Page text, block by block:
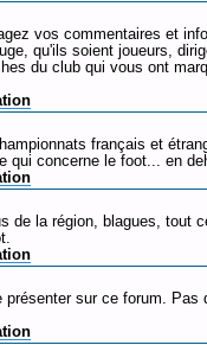
vos commentaires et
qu'ils soient joueurs,
du club qui vous ont
français et
qui concerne le foot... en
de la région, blagues, tout
sur ce forum. Pas